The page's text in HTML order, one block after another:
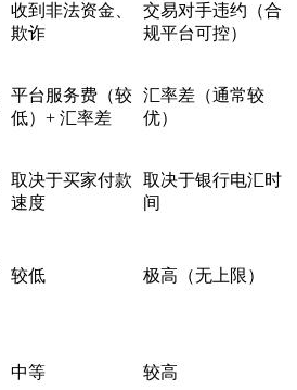
收到非法资金、
欺诈
交易对手违约（合
规平台可控）
平台服务费（较
低）+ 汇率差
汇率差（通常较
优）
取决于买家付款
速度
取决于银行电汇时
间
较低 极高（无上限）
中等 较高